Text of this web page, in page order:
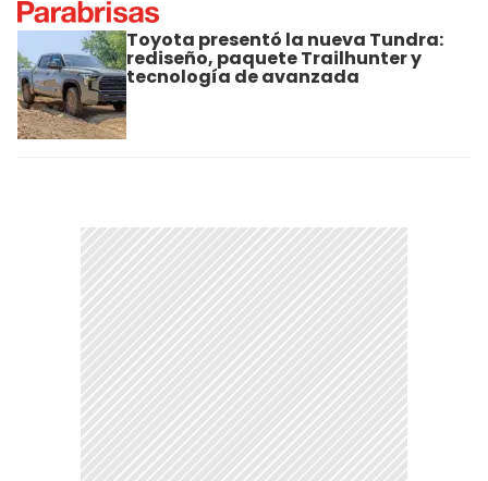
Toyota presentó la nueva Tundra:
rediseño, paquete Trailhunter y
tecnología de avanzada